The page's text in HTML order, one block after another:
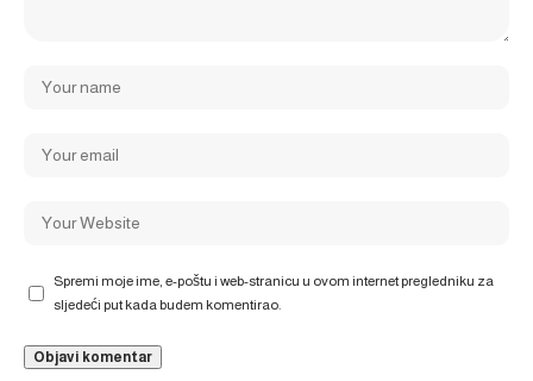
Spremi moje ime, e-poštu i web-stranicu u ovom internet pregledniku za
sljedeći put kada budem komentirao.